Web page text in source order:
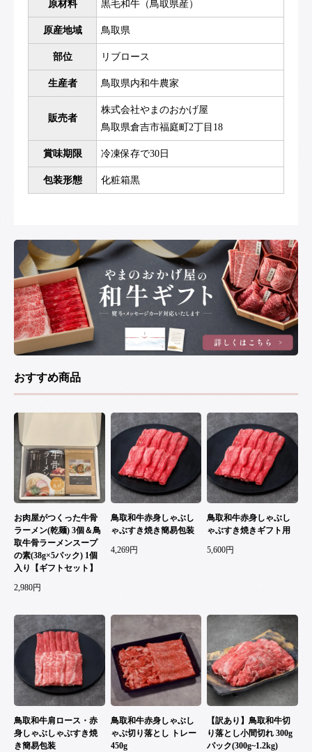
原材料 黒毛和牛（鳥取県産）
原産地域 鳥取県
部位 リブロース
生産者 鳥取県内和牛農家
販売者
株式会社やまのおかげ屋
鳥取県倉吉市福庭町2丁目18
賞味期限 冷凍保存で30日
包装形態 化粧箱黒
おすすめ商品
お肉屋がつくった牛骨
ラーメン(乾麺) 3個＆鳥
取牛骨ラーメンスープ
の素(38g×5パック) 1個
入り【ギフトセット】
2,980円
鳥取和牛赤身しゃぶし
ゃぶすき焼き簡易包装
4,269円
鳥取和牛赤身しゃぶし
ゃぶすき焼きギフト用
5,600円
鳥取和牛肩ロース・赤
身しゃぶしゃぶすき焼
き簡易包装
鳥取和牛赤身しゃぶし
ゃぶ切り落とし トレー
450g
【訳あり】鳥取和牛切
り落とし小間切れ 300g
パック(300g~1.2kg)